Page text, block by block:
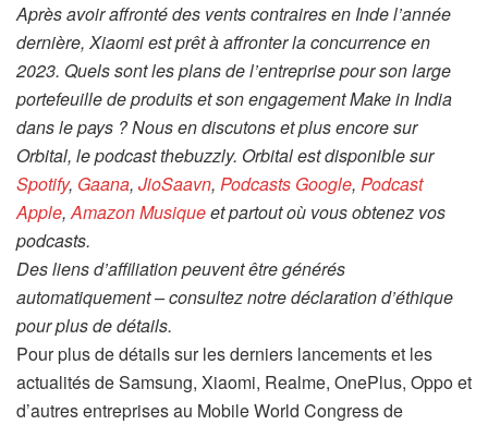
Après avoir affronté des vents contraires en Inde l’année
dernière, Xiaomi est prêt à affronter la concurrence en
2023. Quels sont les plans de l’entreprise pour son large
portefeuille de produits et son engagement Make in India
dans le pays ? Nous en discutons et plus encore sur
Orbital, le podcast thebuzzly. Orbital est disponible sur
Spotify, Gaana, JioSaavn, Podcasts Google, Podcast
Apple,Amazon Musiqueet partout où vous obtenez vos
podcasts.
Des liens d’affiliation peuvent être générés
automatiquement – consultez notre déclaration d’éthique
pour plus de détails.
Pour plus de détails sur les derniers lancements et les
actualités de Samsung, Xiaomi, Realme, OnePlus, Oppo et
d’autres entreprises au Mobile World Congress de